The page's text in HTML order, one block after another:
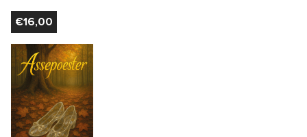
€16,00